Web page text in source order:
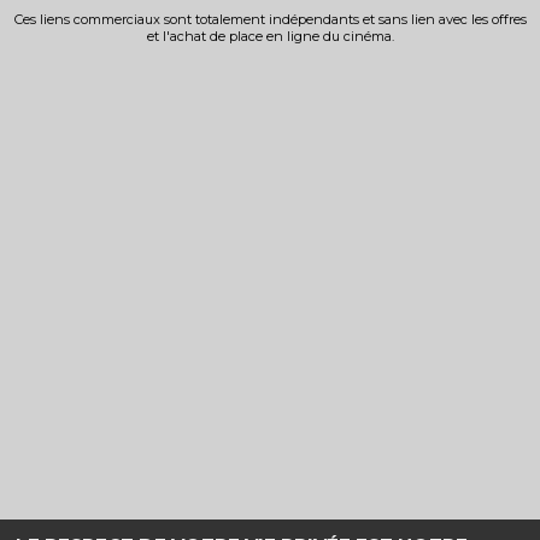
Ces liens commerciaux sont totalement indépendants et sans lien avec les offres
et l'achat de place en ligne du cinéma.